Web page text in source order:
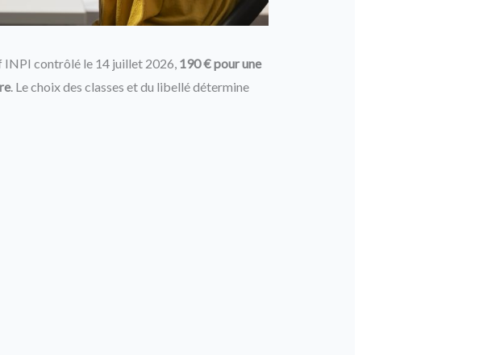
INPI contrôlé le 14 juillet 2026, 190 € pour une
. Le choix des classes et du libellé détermine